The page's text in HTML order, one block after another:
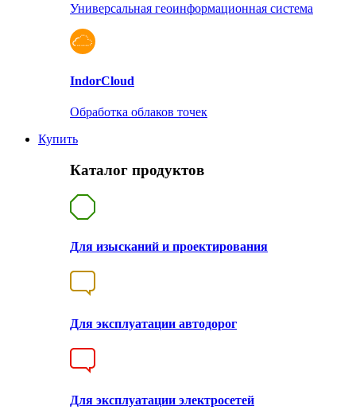
Универсальная геоинформационная система
IndorCloud
Обработка облаков точек
Купить
Каталог продуктов
Для изысканий и проектирования
Для эксплуатации автодорог
Для эксплуатации электросетей